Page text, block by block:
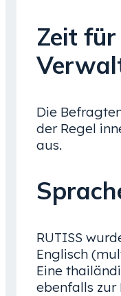
Zeit für
Die
der Regel
aus.
RUTISS
Englisch
Eine
ebenfalls zur